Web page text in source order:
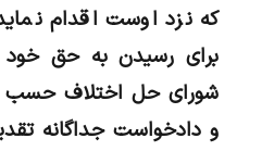
که نزد اوست اقدام
برای رسیدن به حق خود
شورای حل اختلاف حسب
و دادخواست جداگانه